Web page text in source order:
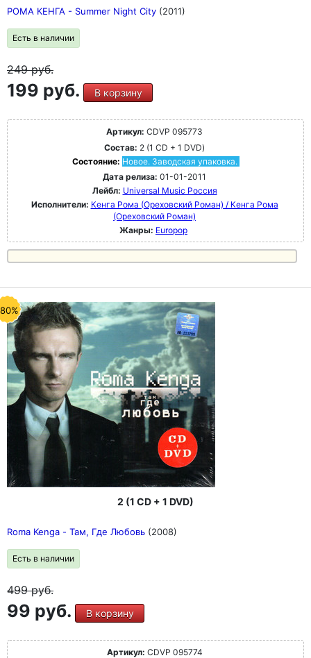
РОМА КЕНГА - Summer Night City (2011)
Есть в наличии
249руб.
199 руб. В корзину
Артикул: CDVP 095773
Состав: 2 (1 CD + 1 DVD)
Состояние: Новое. Заводская упаковка.
Дата релиза: 01-01-2011
Лейбл: Universal Music Россия
Исполнители: Кенга Рома (Ореховский Роман) / Кенга Рома
(Ореховский Роман)
Жанры: Europop
2 (1 CD + 1 DVD)
Roma Kenga - Там, Где Любовь (2008)
Есть в наличии
499руб.
99 руб. В корзину
Артикул: CDVP 095774